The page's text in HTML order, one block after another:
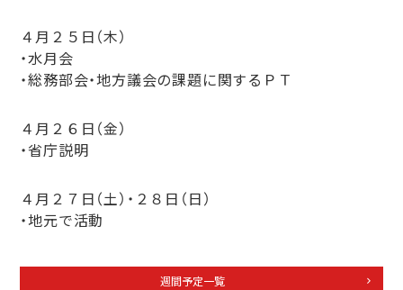
４月２５日（木）
・水月会
・総務部会・地方議会の課題に関するＰＴ
４月２６日（金）
・省庁説明
４月２７日（土）・２８日（日）
・地元で活動
週間予定一覧